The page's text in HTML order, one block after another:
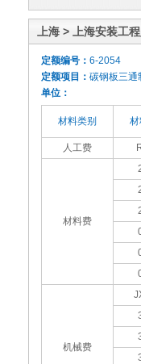
上海 > 上海安装工
定额编号： 6-2054
定额项目： 碳钢板三通
单位：
材料类别 材
人工费
材料费
机械费